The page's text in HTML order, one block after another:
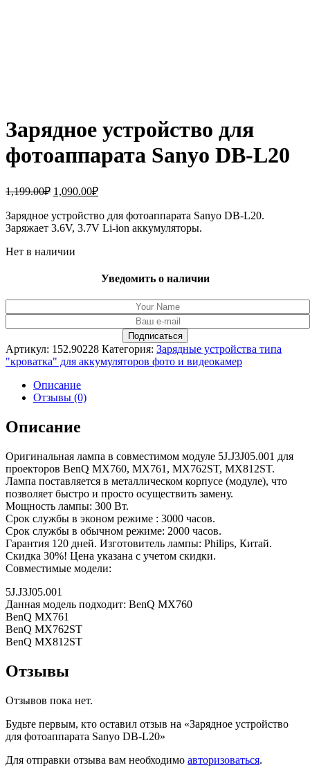
Зарядное устройство для
фотоаппарата Sanyo DB-L20
1,199.00₽ Первоначальная
составляла
1,199.00₽.
1,090.00₽Текущая
1,090.00₽.
Зарядное устройство для фотоаппарата Sanyo DB-L20.
Заряжает 3.6V, 3.7V Li-ion аккумуляторы.
Нет в наличии
Уведомить о наличии
Артикул: 152.90228 Категория: Зарядные устройства типа
"кроватка" для аккумуляторов фото и видеокамер
Описание
Отзывы (0)
Описание
Оригинальная лампа в совместимом модуле 5J.J3J05.001 для
проекторов BenQ MX760, MX761, MX762ST, MX812ST.
Лампа поставляется в металлическом корпусе (модуле), что
позволяет быстро и просто осуществить замену.
Мощность лампы: 300 Вт.
Срок службы в эконом режиме : 3000 часов.
Срок службы в обычном режиме: 2000 часов.
Гарантия 120 дней. Изготовитель лампы: Philips, Китай.
Скидка 30%! Цена указана с учетом скидки.
Совместимые модели:
5J.J3J05.001
Данная модель подходит: BenQ MX760
BenQ MX761
BenQ MX762ST
BenQ MX812ST
Отзывы
Отзывов пока нет.
Будьте первым, кто оставил отзыв на «Зарядное устройство
для фотоаппарата Sanyo DB-L20»
Для отправки отзыва вам необходимо авторизоваться.